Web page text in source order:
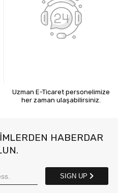
Uzman E-Ticaret personelimize
her zaman ulaşabilirsiniz.
HABERDAR
SIGN UP